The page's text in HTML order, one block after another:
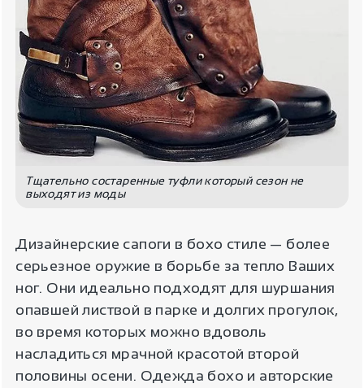
Тщательно состаренные туфли который сезон не
выходят из моды
Дизайнерские сапоги в бохо стиле — более
серьезное оружие в борьбе за тепло Ваших
ног. Они идеально подходят для шуршания
опавшей листвой в парке и долгих прогулок,
во время которых можно вдоволь
насладиться мрачной красотой второй
половины осени. Одежда бохо и авторские